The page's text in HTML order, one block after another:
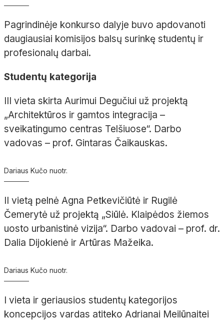
Pagrindinėje konkurso dalyje buvo apdovanoti
daugiausiai komisijos balsų surinkę studentų ir
profesionalų darbai.
Studentų kategorija
III vieta skirta Aurimui Degučiui už projektą
„Architektūros ir gamtos integracija –
sveikatingumo centras Telšiuose“. Darbo
vadovas – prof. Gintaras Čaikauskas.
Dariaus Kučo nuotr.
II vietą pelnė Agna Petkevičiūtė ir Rugilė
Čemerytė už projektą „Siūlė. Klaipėdos žiemos
uosto urbanistinė vizija“. Darbo vadovai – prof. dr.
Dalia Dijokienė ir Artūras Mažeika.
Dariaus Kučo nuotr.
I vieta ir geriausios studentų kategorijos
koncepcijos vardas atiteko Adrianai Meilūnaitei